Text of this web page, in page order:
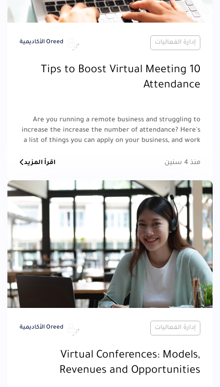
إدارة الفعاليات Oreed الأكاديمية
10 Tips to Boost Virtual Meeting
Attendance
Are you running a remote business and struggling to
increase the increase the number of attendance? Here's
a list of things you can apply on your business, and work
منذ 4 سنين
اقرأ المزيد
إدارة الفعاليات Oreed الأكاديمية
Virtual Conferences: Models,
Revenues and Opportunities